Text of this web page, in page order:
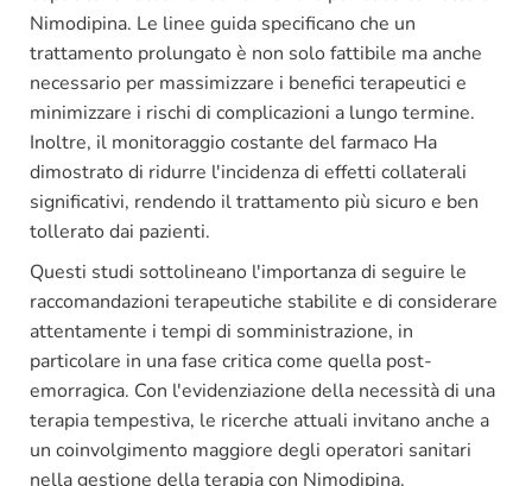
Nimodipina. Le linee guida specificano che un
trattamento prolungato è non solo fattibile ma anche
necessario per massimizzare i benefici terapeutici e
minimizzare i rischi di complicazioni a lungo termine.
Inoltre, il monitoraggio costante del farmaco Ha
dimostrato di ridurre l'incidenza di effetti collaterali
significativi, rendendo il trattamento più sicuro e ben
tollerato dai pazienti.
Questi studi sottolineano l'importanza di seguire le
raccomandazioni terapeutiche stabilite e di considerare
attentamente i tempi di somministrazione, in
particolare in una fase critica come quella post-
emorragica. Con l'evidenziazione della necessità di una
terapia tempestiva, le ricerche attuali invitano anche a
un coinvolgimento maggiore degli operatori sanitari
nella gestione della terapia con Nimodipina.